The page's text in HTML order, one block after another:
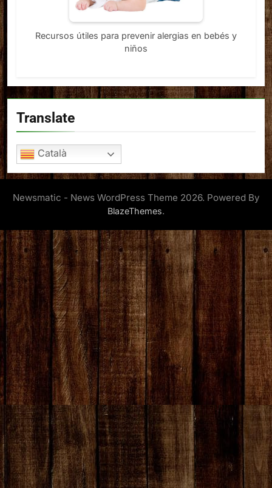
Recursos útiles para prevenir alergias en bebés y
niños
Translate
Català
Newsmatic - News WordPress Theme 2026. Powered By
BlazeThemes.